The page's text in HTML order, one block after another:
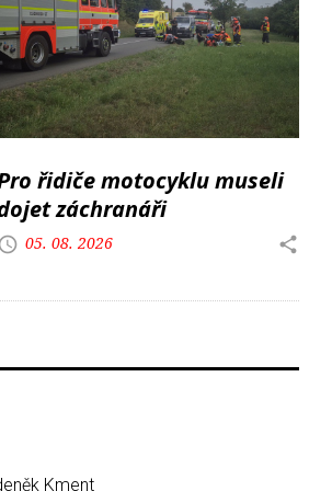
řidiče motocyklu museli
záchranáři
05. 08. 2026
Kment